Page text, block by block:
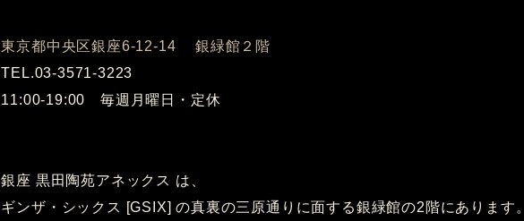
東京都中央区銀座6-12-14 銀緑館２階
TEL.03-3571-3223
11:00-19:00 毎週月曜日・定休
銀座 黒田陶苑アネックス は、
ギンザ・シックス [GSIX] の真裏の三原通りに面する銀緑館の2階にあります。